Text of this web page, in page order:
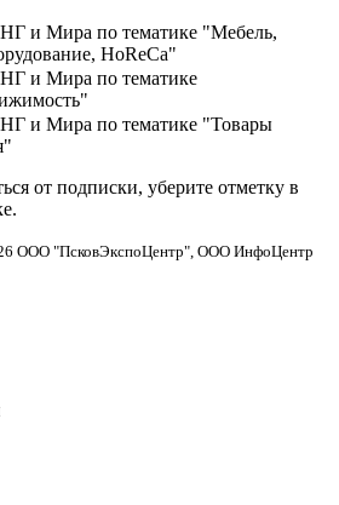
и Мира по тематике "Мебель,
HoReCa"
и Мира по тематике
и Мира по тематике "Товары
от подписки, уберите отметку в
ООО "ПсковЭкспоЦентр", ООО ИнфоЦентр